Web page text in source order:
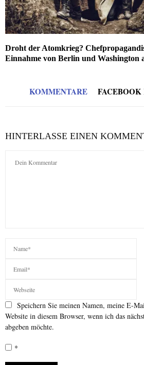
Droht der Atomkrieg?
Einnahme von Berlin und Washington
KOMMENTARE
HINTERLASSE EINEN
Speichern Sie meinen Namen, meine E-
Website in diesem Browser, wenn ich das
abgeben möchte.
*